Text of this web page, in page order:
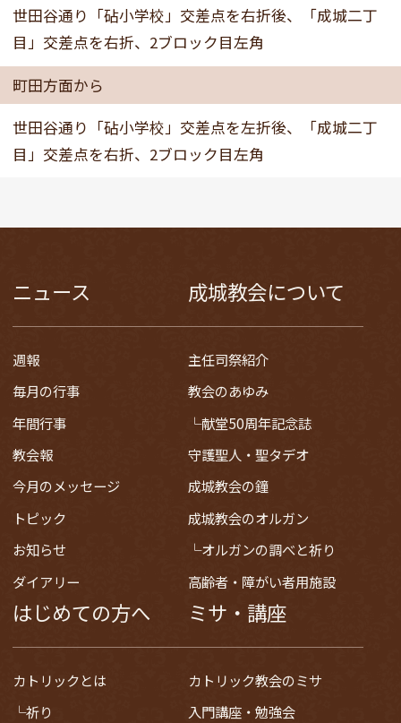
世田谷通り「砧小学校」交差点を右折後、「成城二丁
目」交差点を右折、2ブロック目左角
町田方面から
世田谷通り「砧小学校」交差点を左折後、「成城二丁
目」交差点を右折、2ブロック目左角
ニュース
週報
毎月の行事
年間行事
教会報
今月のメッセージ
トピック
お知らせ
ダイアリー
成城教会について
主任司祭紹介
教会のあゆみ
献堂50周年記念誌
守護聖人・聖タデオ
成城教会の鐘
成城教会のオルガン
オルガンの調べと祈り
高齢者・障がい者用施設
はじめての方へ
カトリックとは
祈り
ミサ・講座
カトリック教会のミサ
入門講座・勉強会